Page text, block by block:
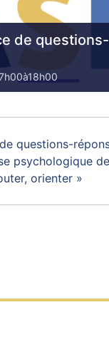
de
à18h00
questions-
psychologique
orienter »